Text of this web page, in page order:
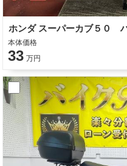
本体価格
33 万円